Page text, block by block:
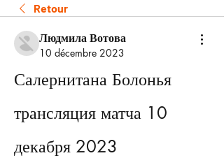
Retour
Людмила Вотова
10 décembre 2023
Салернитана Болонья
трансляция матча 10
декабря 2023